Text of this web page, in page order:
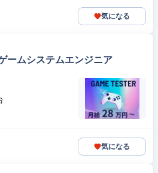
気になる
ームシステムエンジニア
気になる